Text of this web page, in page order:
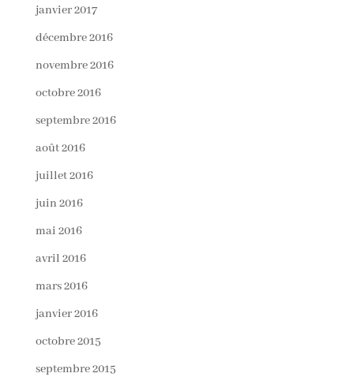
janvier 2017
décembre 2016
novembre 2016
octobre 2016
septembre 2016
août 2016
juillet 2016
juin 2016
mai 2016
avril 2016
mars 2016
janvier 2016
octobre 2015
septembre 2015